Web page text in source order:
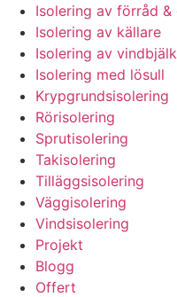
Isolering av förråd &
Isolering av källare
Isolering av
Isolering med lösull
Krypgrundsisolering
Rörisolering
Sprutisolering
Takisolering
Tilläggsisolering
Väggisolering
Vindsisolering
Projekt
Blogg
Offert